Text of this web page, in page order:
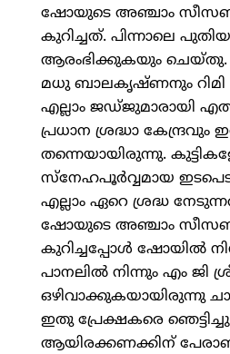
ഷോയുടെ അഞ്ചാം
കുറിച്ചത്. പിന്നാലെ
ആരംഭിക്കുകയും ചെയ്തു.
മധു ബാലകൃഷ്ണനും റിമി
എല്ലാം ജഡ്ജുമാരായി
പ്രധാന ശ്രദ്ധാ കേന്ദ്രവും
തന്നെയായിരുന്നു.
സ്നേഹപൂര്‍വ്വമായ
എല്ലാം ഏറെ ശ്രദ്ധ
ഷോയുടെ അഞ്ചാം
കുറിച്ചപ്പോള്‍ ഷോയില്‍
പാനലില്‍ നിന്നും എം ജി
ഒഴിവാക്കുകയായിരുന്നു
ഇതു പ്രേക്ഷകരെ
ആയിരക്കണക്കിന്